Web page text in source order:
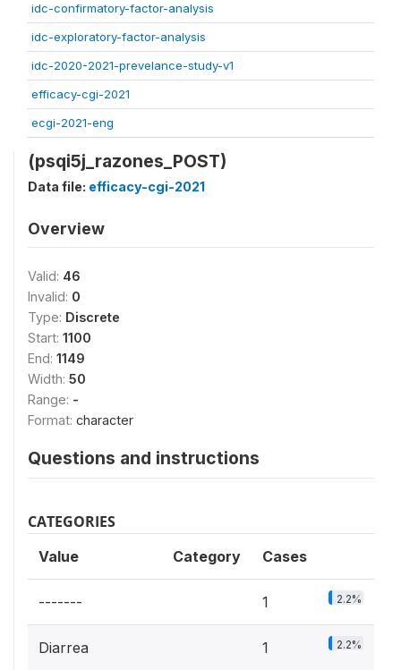
idc-confirmatory-factor-analysis
idc-exploratory-factor-analysis
idc-2020-2021-prevelance-study-v1
efficacy-cgi-2021
ecgi-2021-eng
(psqi5j_razones_POST)
Data file: efficacy-cgi-2021
Overview
Valid: 46
Invalid: 0
Type: Discrete
Start: 1100
End: 1149
Width: 50
Range: -
Format: character
Questions and instructions
CATEGORIES
Value Category Cases
------- 1 2.2%
Diarrea 1 2.2%